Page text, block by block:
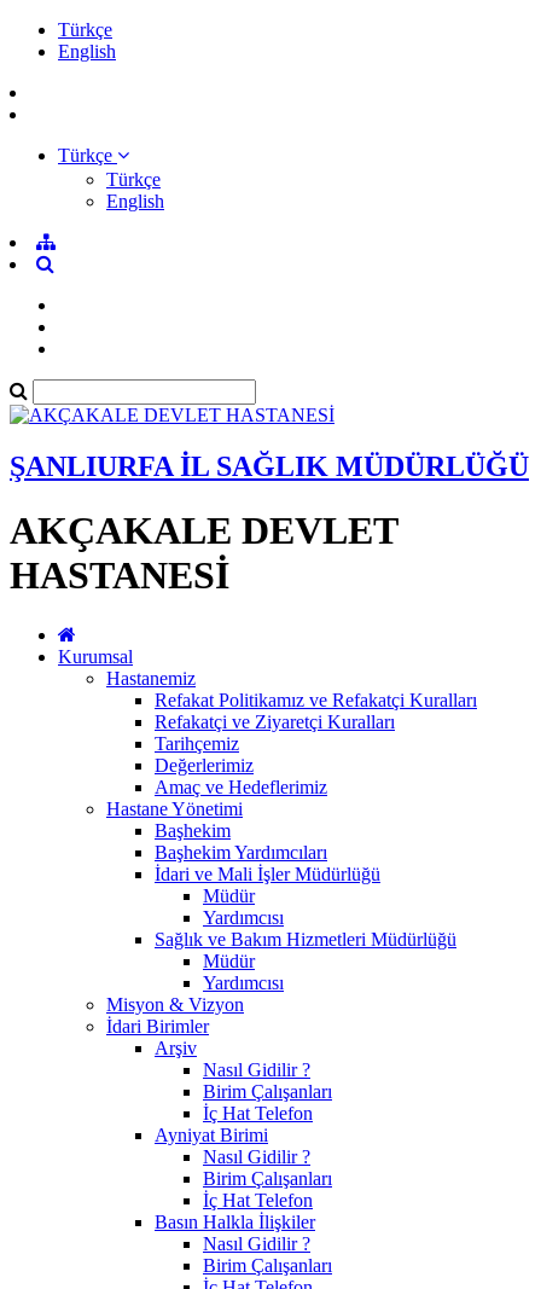
Türkçe
English
Türkçe
Türkçe
English
ŞANLIURFA İL SAĞLIK MÜDÜRLÜĞÜ
AKÇAKALE DEVLET
HASTANESİ
Kurumsal
Hastanemiz
Refakat Politikamız ve Refakatçi Kuralları
Refakatçi ve Ziyaretçi Kuralları
Tarihçemiz
Değerlerimiz
Amaç ve Hedeflerimiz
Hastane Yönetimi
Başhekim
Başhekim Yardımcıları
İdari ve Mali İşler Müdürlüğü
Müdür
Yardımcısı
Sağlık ve Bakım Hizmetleri Müdürlüğü
Müdür
Yardımcısı
Misyon & Vizyon
İdari Birimler
Arşiv
Nasıl Gidilir ?
Birim Çalışanları
İç Hat Telefon
Ayniyat Birimi
Nasıl Gidilir ?
Birim Çalışanları
İç Hat Telefon
Basın Halkla İlişkiler
Nasıl Gidilir ?
Birim Çalışanları